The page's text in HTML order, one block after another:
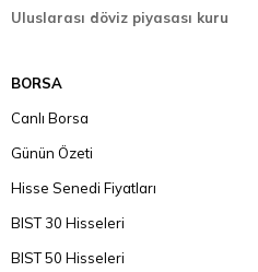
Uluslarası döviz piyasası kuru
BORSA
Canlı Borsa
Günün Özeti
Hisse Senedi Fiyatları
BIST 30 Hisseleri
BIST 50 Hisseleri